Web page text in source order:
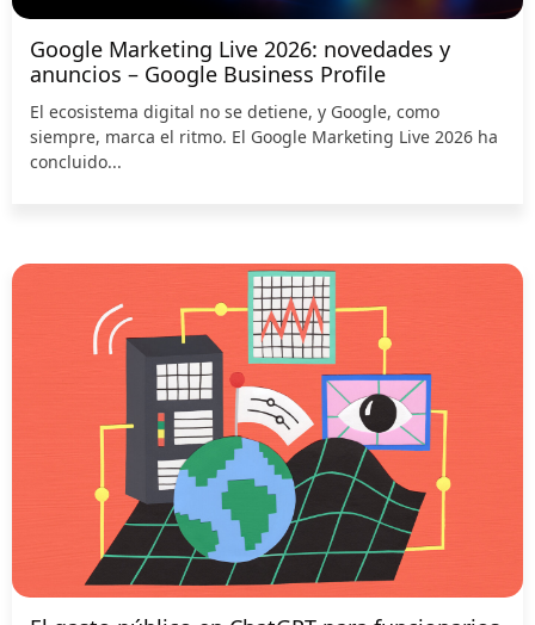
Google Marketing Live 2026: novedades y
anuncios – Google Business Profile
El ecosistema digital no se detiene, y Google, como
siempre, marca el ritmo. El Google Marketing Live 2026 ha
concluido...